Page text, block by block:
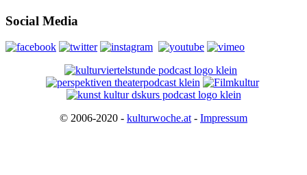
Social Media
© 2006-2020 - kulturwoche.at- Impressum